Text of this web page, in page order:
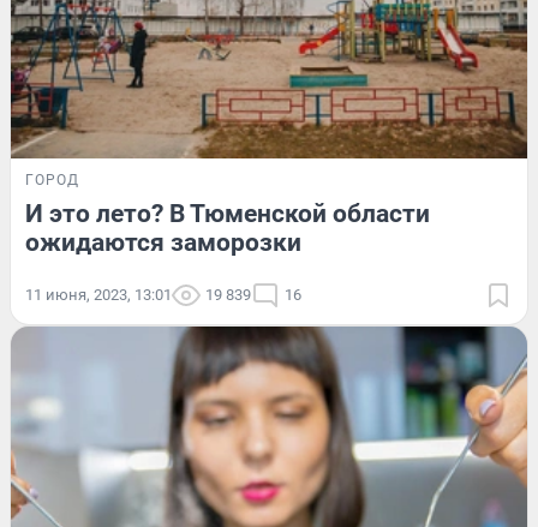
ГОРОД
И это лето? В Тюменской области
ожидаются заморозки
11 июня, 2023, 13:01 19 839 16